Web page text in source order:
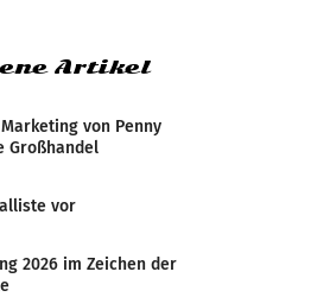
Artikel
von Penny
Großhandel
vor
2026 im Zeichen der